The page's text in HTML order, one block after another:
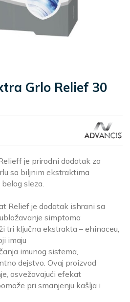
Grlo Relief 30
je prirodni dodatak za
sa biljnim ekstraktima
sleza.
Relief je dodatak ishrani sa
simptoma
tri ključna ekstrakta – ehinaceu,
imaju
imunog sistema,
dejstvo. Ovaj proizvod
osvežavajući efekat
pri smanjenju kašlja i